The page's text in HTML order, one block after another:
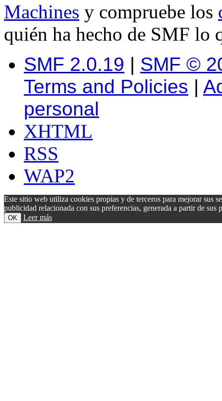
Machines y compruebe los
quién ha hecho de SMF lo
SMF 2.0.19 | SMF ©
Terms and Policies |
personal
XHTML
RSS
WAP2
Este sitio web utiliza cookies propias y de terceros para mejorar sus
publicidad relacionada con sus preferencias, generada a partir de
OK Leer más